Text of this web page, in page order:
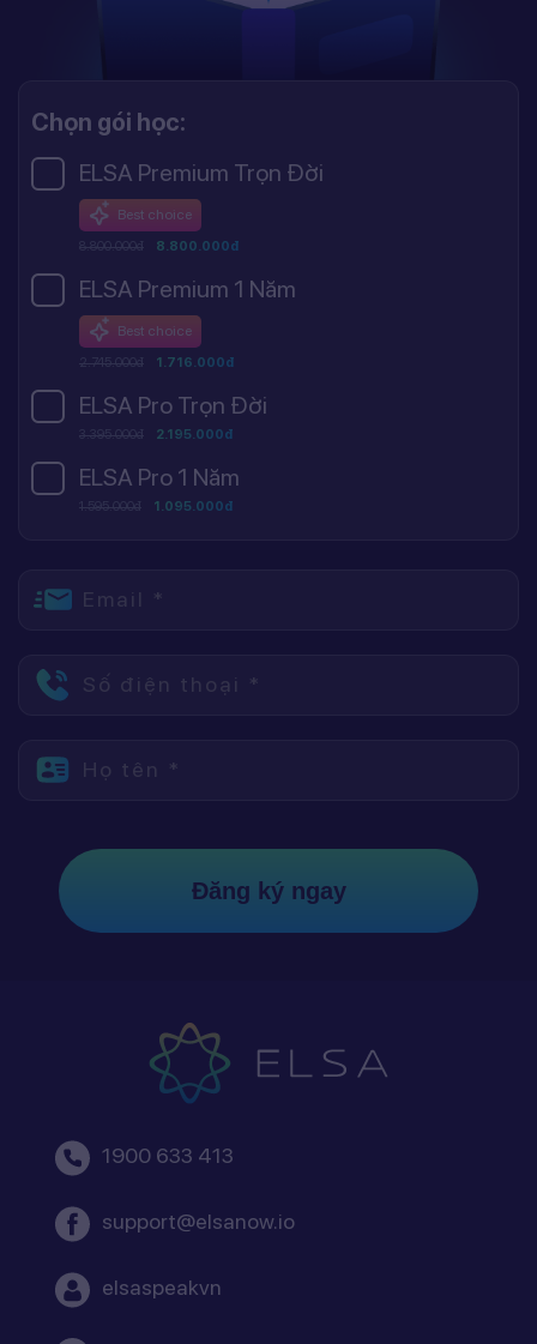
Chọn gói học:
ELSA Premium Trọn Đời
Best choice
8.800.000đ 8.800.000đ
ELSA Premium 1 Năm
Best choice
2.745.000đ 1.716.000đ
ELSA Pro Trọn Đời
3.395.000đ 2.195.000đ
ELSA Pro 1 Năm
1.595.000đ 1.095.000đ
Email *
Số điện thoại *
Họ tên *
Đăng ký ngay
1900 633 413
support@elsanow.io
elsaspeakvn